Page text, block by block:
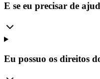
E se eu precisar de
Eu possuo os direitos